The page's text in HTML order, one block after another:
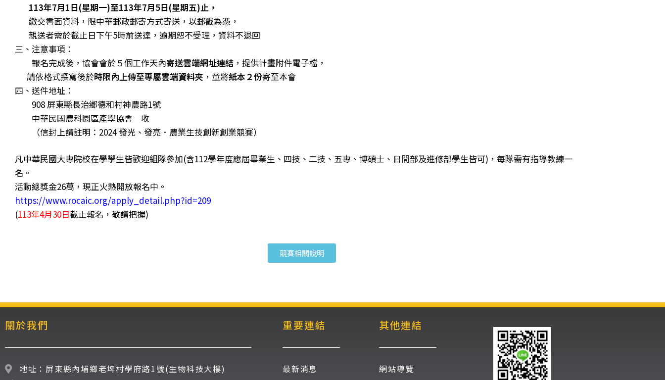
113年7月1日(星期一)至113年7月5日(星期五)止，
繳交書面資料，限中華郵政郵寄方式寄送，以郵戳為憑，
親送者需於截止日下午5時前送達，逾期恕不受理，資料不退回
三、注意事項：
報名完成後，協會會於５個工作天內寄送雲端網址連結 ，提供計畫附件電子檔，
請依格式撰寫後於時限內上傳至專屬雲端資料夾 ，並將紙本２份寄至本會
四、送件地址：
908 屏東縣長治鄉德和村神農路1號
中華民國農科園區產學協會 收
（信封上請註明：2024 發光、發亮．農業生技創新創業競賽）
凡中華民國大專院校在學學生皆歡迎組隊參加(含112學年度應屆畢業生、四技、二技、五專、博碩士、日間部及進修部學生皆可)，每隊需有指導教練一
名。
活動總獎金26萬，現正火熱開放報名中。
https://www.rocaic.org/apply_detail.php?id=209
(113年4月30日截止報名，敬請把握)
競賽相關說明
關於我們
地址：屏東縣內埔鄉老埤村學府路1號(生物科技大樓)
重要連結
最新消息
其他連結
網站導覽